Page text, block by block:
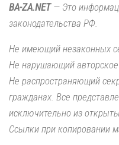
BA-ZA.NET— Это
законодательства РФ.
Не имеющий незаконных
Не нарушающий авторское
Не распространяющий
гражданах. Все
исключительно из
Ссылки при копировании